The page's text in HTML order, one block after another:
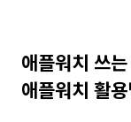
애플워치 쓰
애플워치 활